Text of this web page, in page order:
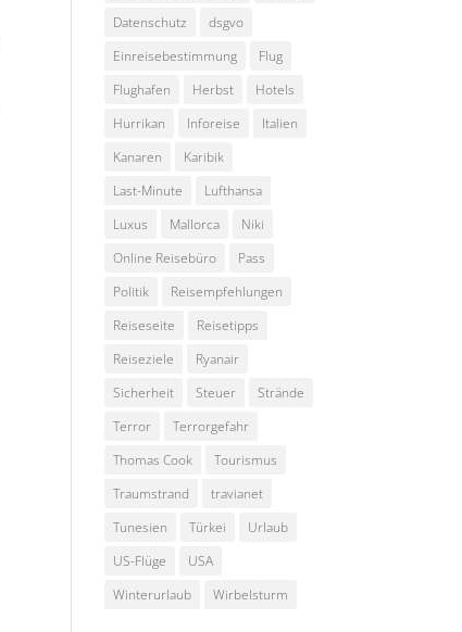
Datenschutz
dsgvo
Einreisebestimmung
Flug
Flughafen
Herbst
Hotels
Hurrikan
Inforeise
Italien
Kanaren
Karibik
Last-Minute
Lufthansa
Luxus
Mallorca
Niki
Online Reisebüro
Pass
Politik
Reisempfehlungen
Reiseseite
Reisetipps
Reiseziele
Ryanair
Sicherheit
Steuer
Strände
Terror
Terrorgefahr
Thomas Cook
Tourismus
Traumstrand
travianet
Tunesien
Türkei
Urlaub
US-Flüge
USA
Winterurlaub
Wirbelsturm